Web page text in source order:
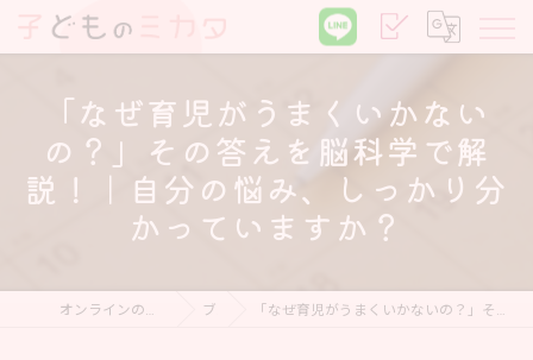
「なぜ育児がうまくいかない
の？」その答えを脳科学で解
説！｜自分の悩み、しっかり分
かっていますか？
オンラインの子育て相談なら子どものミカタ ブログ 「なぜ育児がうまくいかないの？」その答えを脳科学で解説！｜自分の悩み、しっかり分かっていますか？